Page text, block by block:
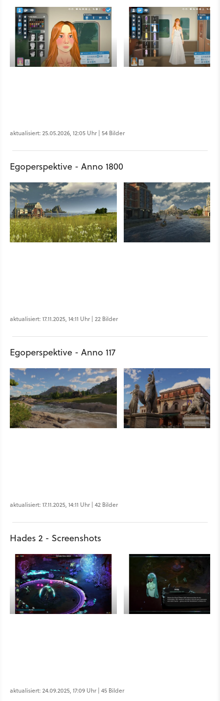
aktualisiert: 25.05.2026, 12:05 Uhr | 54 Bilder
Egoperspektive - Anno 1800
aktualisiert: 17.11.2025, 14:11 Uhr | 22 Bilder
Egoperspektive - Anno 117
aktualisiert: 17.11.2025, 14:11 Uhr | 42 Bilder
Hades 2 - Screenshots
aktualisiert: 24.09.2025, 17:09 Uhr | 45 Bilder